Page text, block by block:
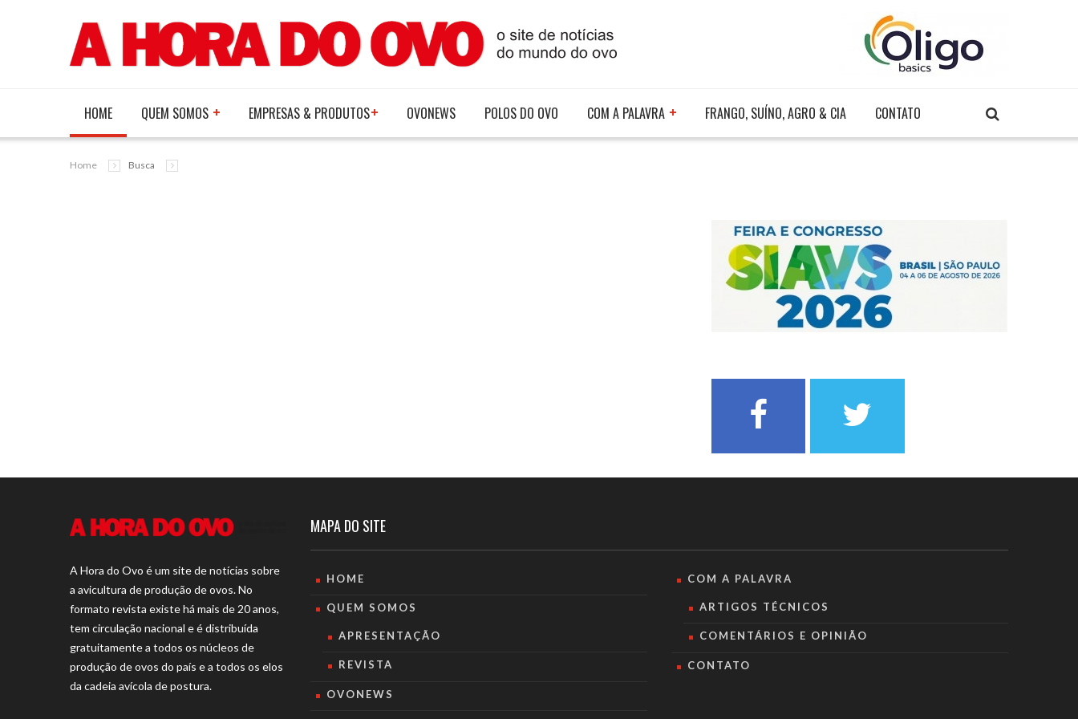
HOME QUEM SOMOS EMPRESAS & PRODUTOS OVONEWS POLOS DO OVO COM A PALAVRA FRANGO, SUÍNO, AGRO & CIA CONTATO
Home Busca
A Hora do Ovo é um site de notícias sobre
a avicultura de produção de ovos. No
formato revista existe há mais de 20 anos,
tem circulação nacional e é distribuída
gratuitamente a todos os núcleos de
produção de ovos do país e a todos os elos
da cadeia avícola de postura.
MAPA DO SITE
HOME
QUEM SOMOS
APRESENTAÇÃO
REVISTA
OVONEWS
COM A PALAVRA
ARTIGOS TÉCNICOS
COMENTÁRIOS E OPINIÃO
CONTATO